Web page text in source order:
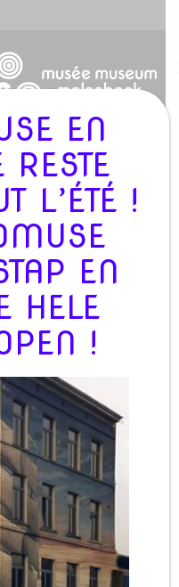
Nederlands
:
ACTIVITÉ
EN
RESTE
L’ÉTÉ !
EN
HELE
!